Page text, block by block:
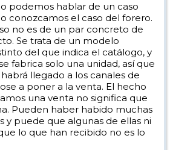
podemos hablar de un caso
conozcamos el caso del forero.
no es de un par concreto de
Se trata de un modelo
del que indica el catálogo, y
fabrica solo una unidad, así que
llegado a los canales de
a poner a la venta. El hecho
una venta no significa que
Pueden haber habido muchas
y puede que algunas de ellas ni
lo que han recibido no es lo